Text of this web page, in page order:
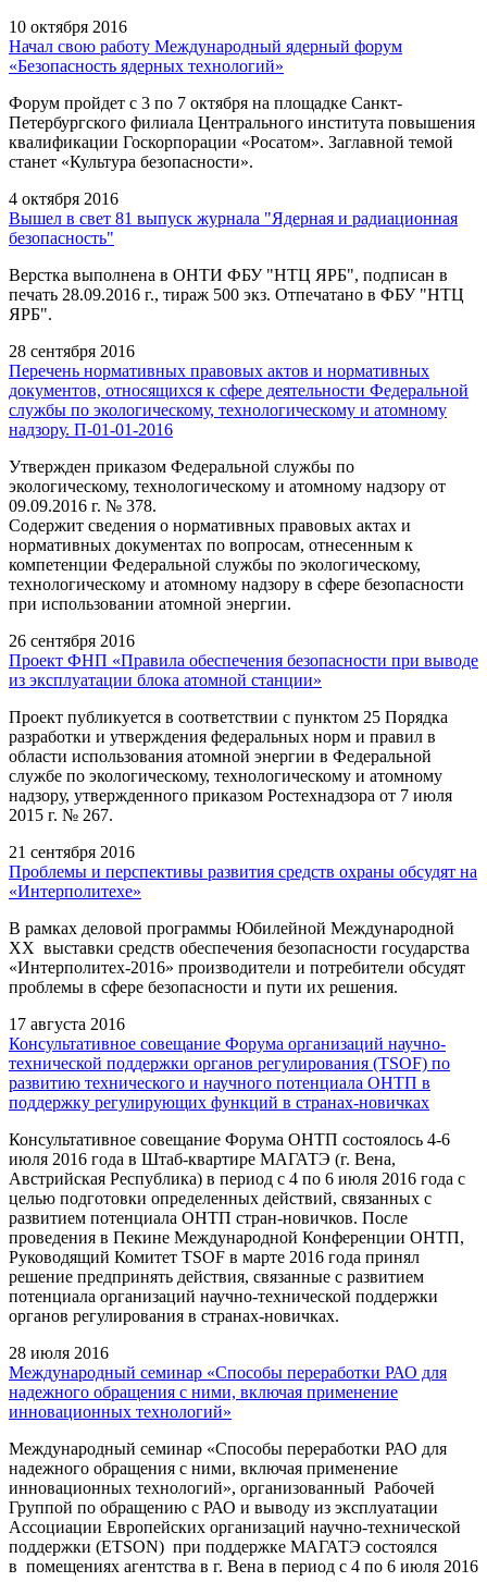
10 октября 2016
Начал свою работу Международный ядерный форум
«Безопасность ядерных технологий»
Форум пройдет с 3 по 7 октября на площадке Санкт-
Петербургского филиала Центрального института повышения
квалификации Госкорпорации «Росатом». Заглавной темой
станет «Культура безопасности».
4 октября 2016
Вышел в свет 81 выпуск журнала "Ядерная и радиационная
безопасность"
Верстка выполнена в ОНТИ ФБУ "НТЦ ЯРБ", подписан в
печать 28.09.2016 г., тираж 500 экз. Отпечатано в ФБУ "НТЦ
ЯРБ".
28 сентября 2016
Перечень нормативных правовых актов и нормативных
документов, относящихся к сфере деятельности Федеральной
службы по экологическому, технологическому и атомному
надзору. П-01-01-2016
Утвержден приказом Федеральной службы по
экологическому, технологическому и атомному надзору от
09.09.2016 г. № 378.
Содержит сведения о нормативных правовых актах и
нормативных документах по вопросам, отнесенным к
компетенции Федеральной службы по экологическому,
технологическому и атомному надзору в сфере безопасности
при использовании атомной энергии.
26 сентября 2016
Проект ФНП «Правила обеспечения безопасности при выводе
из эксплуатации блока атомной станции»
Проект публикуется в соответствии с пунктом 25 Порядка
разработки и утверждения федеральных норм и правил в
области использования атомной энергии в Федеральной
службе по экологическому, технологическому и атомному
надзору, утвержденного приказом Ростехнадзора от 7 июля
2015 г. № 267.
21 сентября 2016
Проблемы и перспективы развития средств охраны обсудят на
«Интерполитехе»
В рамках деловой программы Юбилейной Международной
XX выставки средств обеспечения безопасности государства
«Интерполитех-2016» производители и потребители обсудят
проблемы в сфере безопасности и пути их решения.
17 августа 2016
Консультативное совещание Форума организаций научно-
технической поддержки органов регулирования (TSOF) по
развитию технического и научного потенциала ОНТП в
поддержку регулирующих функций в странах-новичках
Консультативное совещание Форума ОНТП состоялось 4-6
июля 2016 года в Штаб-квартире МАГАТЭ (г. Вена,
Австрийская Республика) в период с 4 по 6 июля 2016 года с
целью подготовки определенных действий, связанных с
развитием потенциала ОНТП стран-новичков. После
проведения в Пекине Международной Конференции ОНТП,
Руководящий Комитет TSOF в марте 2016 года принял
решение предпринять действия, связанные с развитием
потенциала организаций научно-технической поддержки
органов регулирования в странах-новичках.
28 июля 2016
Международный семинар «Способы переработки РАО для
надежного обращения с ними, включая применение
инновационных технологий»
Международный семинар «Способы переработки РАО для
надежного обращения с ними, включая применение
инновационных технологий», организованный Рабочей
Группой по обращению с РАО и выводу из эксплуатации
Ассоциации Европейских организаций научно-технической
поддержки (ETSON) при поддержке МАГАТЭ состоялся
в помещениях агентства в г. Вена в период с 4 по 6 июля 2016